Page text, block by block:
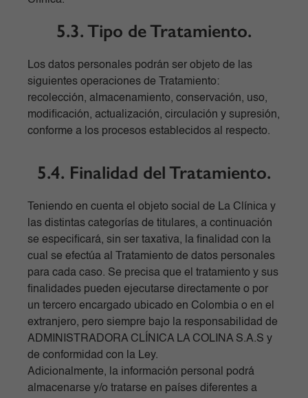
5.3. Tipo de Tratamiento.
Los datos personales podrán ser objeto de las
siguientes operaciones de Tratamiento:
recolección, almacenamiento, conservación, uso,
modificación, actualización, circulación y supresión,
conforme a los procesos establecidos al respecto.
5.4. Finalidad del Tratamiento.
Teniendo en cuenta el objeto social de La Clínica y
las distintas categorías de titulares, a continuación
se especificará, sin ser taxativa, la finalidad con la
cual se efectúa al Tratamiento de datos personales
para cada caso. Se precisa que el tratamiento y sus
finalidades pueden ejecutarse directamente o por
un tercero encargado ubicado en Colombia o en el
extranjero, pero siempre bajo la responsabilidad de
ADMINISTRADORA CLÍNICA LA COLINA S.A.S y
de conformidad con la Ley.
Adicionalmente, la información personal podrá
almacenarse y/o tratarse en países diferentes a